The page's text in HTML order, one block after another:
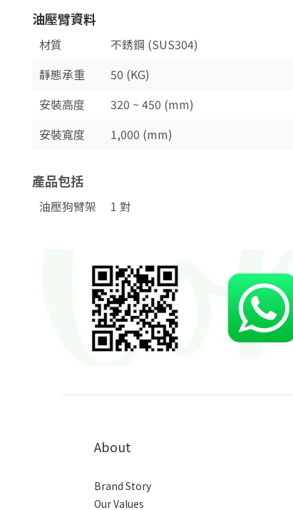
油壓臂資料
材質
不銹鋼 (SUS304)
靜態承重
50 (KG)
安裝高度
320 ~ 450 (mm)
安裝寬度
1,000 (mm)
產品包括
油壓狗臂架 1 對
About
Brand Story
Our Values